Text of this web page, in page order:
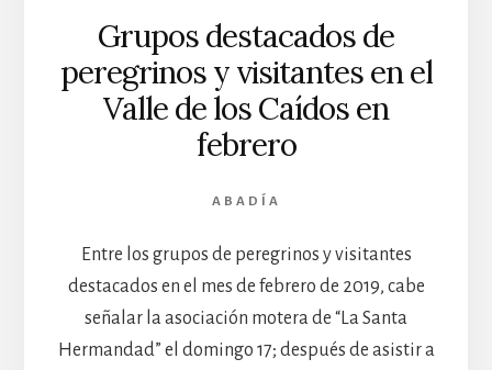
Grupos destacados de
peregrinos y visitantes en el
Valle de los Caídos en
febrero
ABADÍA
Entre los grupos de peregrinos y visitantes
destacados en el mes de febrero de 2019, cabe
señalar la asociación motera de “La Santa
Hermandad” el domingo 17; después de asistir a